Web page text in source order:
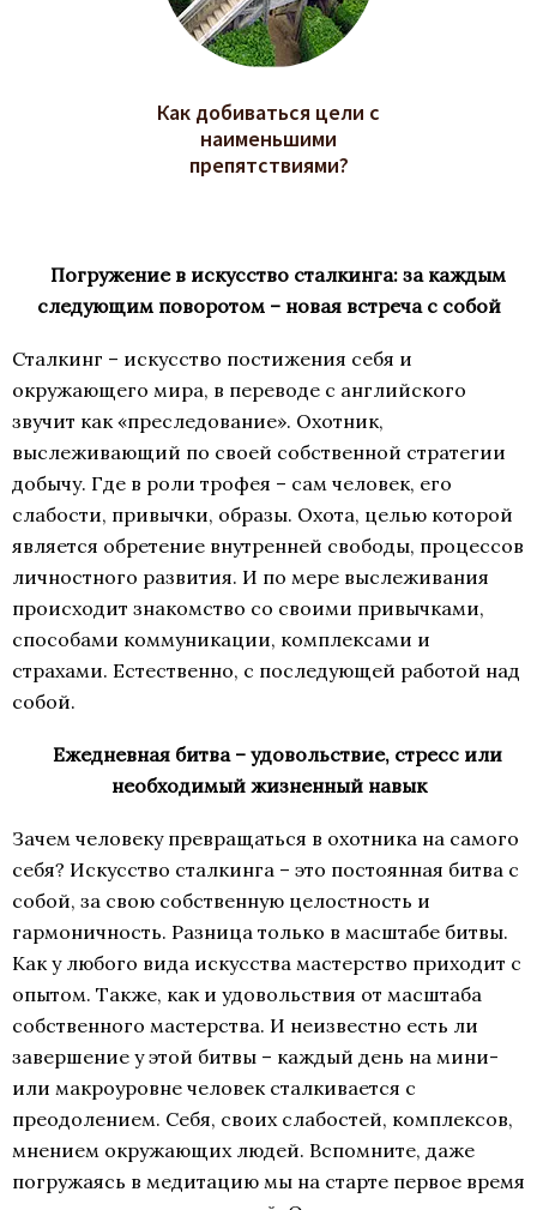
Как добиваться цели с
наименьшими
препятствиями?
Погружение в искусство сталкинга: за каждым
следующим поворотом – новая встреча с собой
Сталкинг – искусство постижения себя и
окружающего мира, в переводе с английского
звучит как «преследование». Охотник,
выслеживающий по своей собственной стратегии
добычу. Где в роли трофея – сам человек, его
слабости, привычки, образы. Охота, целью которой
является обретение внутренней свободы, процессов
личностного развития. И по мере выслеживания
происходит знакомство со своими привычками,
способами коммуникации, комплексами и
страхами. Естественно, с последующей работой над
собой.
Ежедневная битва – удовольствие, стресс или
необходимый жизненный навык
Зачем человеку превращаться в охотника на самого
себя? Искусство сталкинга – это постоянная битва с
собой, за свою собственную целостность и
гармоничность. Разница только в масштабе битвы.
Как у любого вида искусства мастерство приходит с
опытом. Также, как и удовольствия от масштаба
собственного мастерства. И неизвестно есть ли
завершение у этой битвы – каждый день на мини-
или макроуровне человек сталкивается с
преодолением. Себя, своих слабостей, комплексов,
мнением окружающих людей. Вспомните, даже
погружаясь в медитацию мы на старте первое время